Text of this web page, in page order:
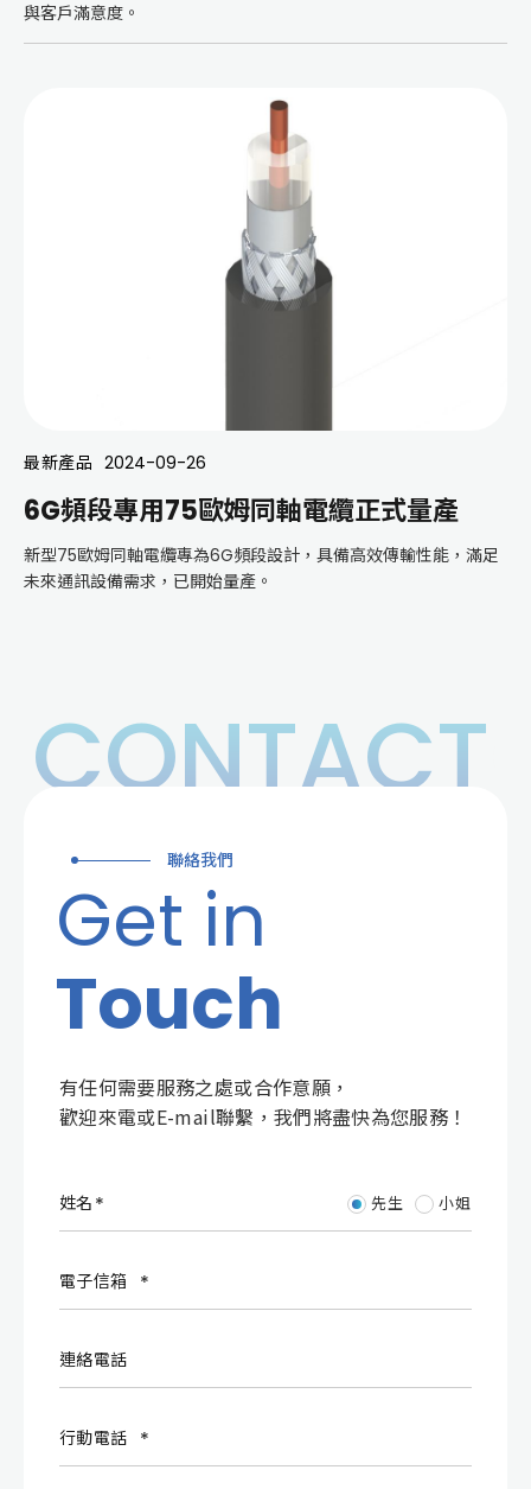
與客戶滿意度。
最新產品 2024-09-26
6G頻段專用75歐姆同軸電纜正式量產
新型75歐姆同軸電纜專為6G頻段設計，具備高效傳輸性能，滿足
未來通訊設備需求，已開始量產。
CONTACT
聯絡我們
Get in
Touch
有任何需要服務之處或合作意願，
歡迎來電或E-mail聯繫，我們將盡快為您服務！
姓名 先生 小姐
電子信箱
連絡電話
行動電話